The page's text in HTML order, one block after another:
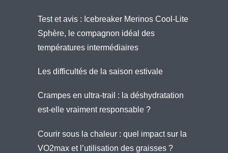
Test et avis : Icebreaker Merinos Cool-Lite
Sphère, le compagnon idéal des
températures intermédiaires
Les difficultés de la saison estivale
Crampes en ultra-trail : la déshydratation
est-elle vraiment responsable ?
Courir sous la chaleur : quel impact sur la
VO2max et l’utilisation des graisses ?